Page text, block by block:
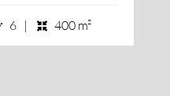
6 banheiros
6 | 400 m²